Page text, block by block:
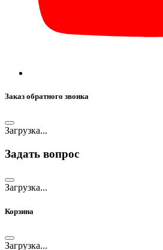
Заказ обратного звонка
Загрузка...
Задать вопрос
Загрузка...
Корзина
Загрузка...